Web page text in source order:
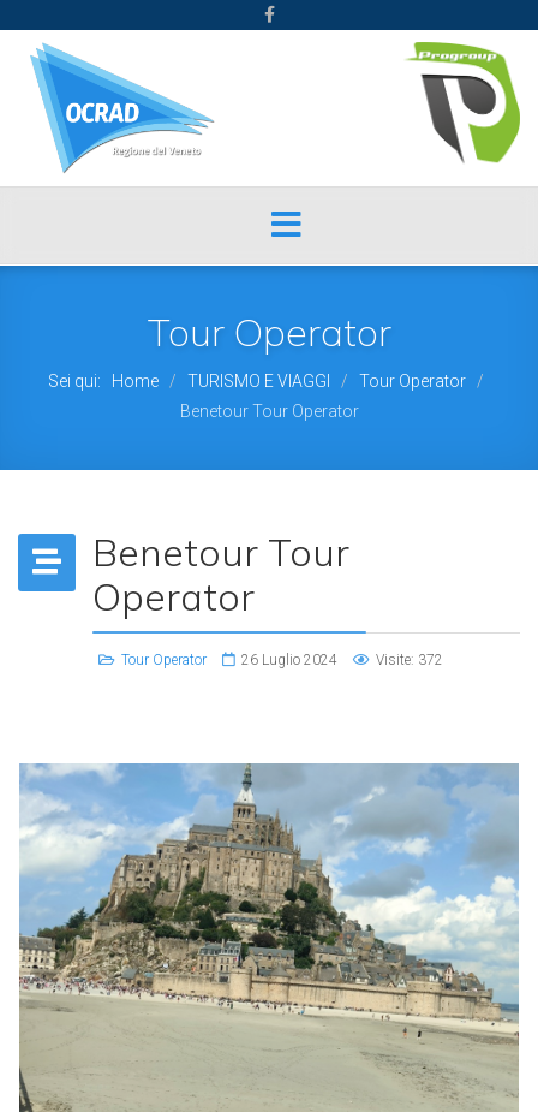
Tour Operator
Sei qui: Home / TURISMO E VIAGGI / Tour Operator /
Benetour Tour Operator
Benetour Tour
Operator
Tour Operator 26 Luglio 2024 Visite: 372